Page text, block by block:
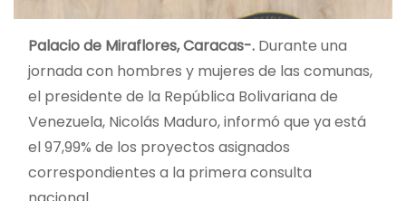
Palacio de Miraflores, Caracas-. Durante una
jornada con hombres y mujeres de las comunas,
el presidente de la República Bolivariana de
Venezuela, Nicolás Maduro, informó que ya está
el 97,99% de los proyectos asignados
correspondientes a la primera consulta